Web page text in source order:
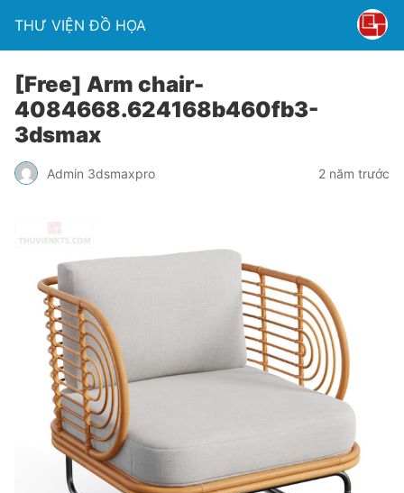
THƯ VIỆN ĐỒ HỌA
[Free] Arm chair-
4084668.624168b460fb3-
3dsmax
Admin 3dsmaxpro 2 năm trước